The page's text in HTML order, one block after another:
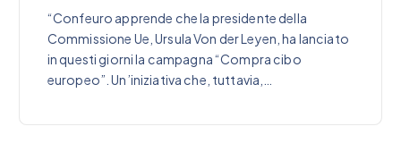
“Confeuro apprende che la presidente della
Commissione Ue, Ursula Von der Leyen, ha lanciato
in questi giorni la campagna “Compra cibo
europeo”. Un’iniziativa che, tuttavia,…